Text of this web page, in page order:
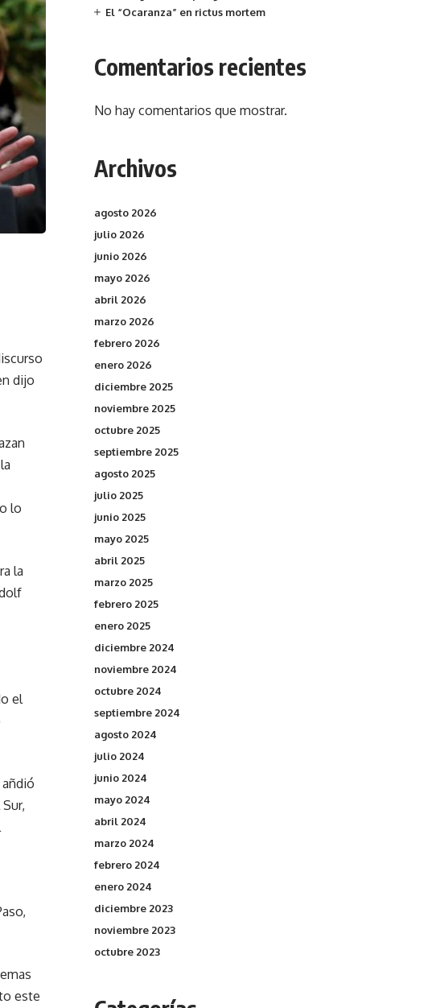
dijo
lo
la
el
este
El “Ocaranza” en rictus mortem
Comentarios recientes
No hay comentarios que mostrar.
Archivos
agosto 2026
julio 2026
junio 2026
mayo 2026
abril 2026
marzo 2026
febrero 2026
enero 2026
diciembre 2025
noviembre 2025
octubre 2025
septiembre 2025
agosto 2025
julio 2025
junio 2025
mayo 2025
abril 2025
marzo 2025
febrero 2025
enero 2025
diciembre 2024
noviembre 2024
octubre 2024
septiembre 2024
agosto 2024
julio 2024
junio 2024
mayo 2024
abril 2024
marzo 2024
febrero 2024
enero 2024
diciembre 2023
noviembre 2023
octubre 2023